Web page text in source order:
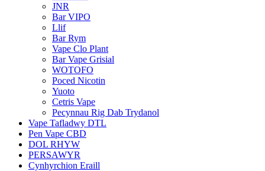
JNR
Bar VIPO
Llif
Bar Rym
Vape Clo Plant
Bar Vape Grisial
WOTOFO
Poced Nicotin
Yuoto
Cetris Vape
Pecynnau Rig Dab Trydanol
Vape Tafladwy DTL
Pen Vape CBD
DOL RHYW
PERSAWYR
Cynhyrchion Eraill